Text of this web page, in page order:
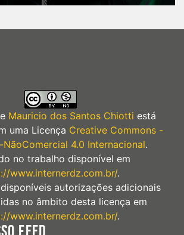
Mauricio dos Santos Chiotti está
uma Licença Creative Commons -
4.0 Internacional.
no trabalho disponível em
www.internerdz.com.br/.
autorizações adicionais
no âmbito desta licença em
www.internerdz.com.br/.